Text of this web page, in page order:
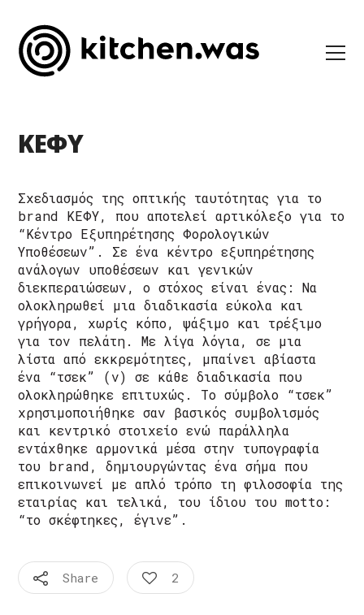
ΚΕΦΥ
Σχεδιασμός της οπτικής ταυτότητας για το
brand ΚΕΦΥ, που αποτελεί αρτικόλεξο για το
“Κέντρο Εξυπηρέτησης Φορολογικών
Υποθέσεων”. Σε ένα κέντρο εξυπηρέτησης
ανάλογων υποθέσεων και γενικών
διεκπεραιώσεων, ο στόχος είναι ένας: Να
ολοκληρωθεί μια διαδικασία εύκολα και
γρήγορα, χωρίς κόπο, ψάξιμο και τρέξιμο
για τον πελάτη. Με λίγα λόγια, σε μια
λίστα από εκκρεμότητες, μπαίνει αβίαστα
ένα “τσεκ” (v) σε κάθε διαδικασία που
ολοκληρώθηκε επιτυχώς. Το σύμβολο “τσεκ”
χρησιμοποιήθηκε σαν βασικός συμβολισμός
και κεντρικό στοιχείο ενώ παράλληλα
εντάχθηκε αρμονικά μέσα στην τυπογραφία
του brand, δημιουργώντας ένα σήμα που
επικοινωνεί με απλό τρόπο τη φιλοσοφία της
εταιρίας και τελικά, του ίδιου του motto:
“το σκέφτηκες, έγινε”.
Share 2